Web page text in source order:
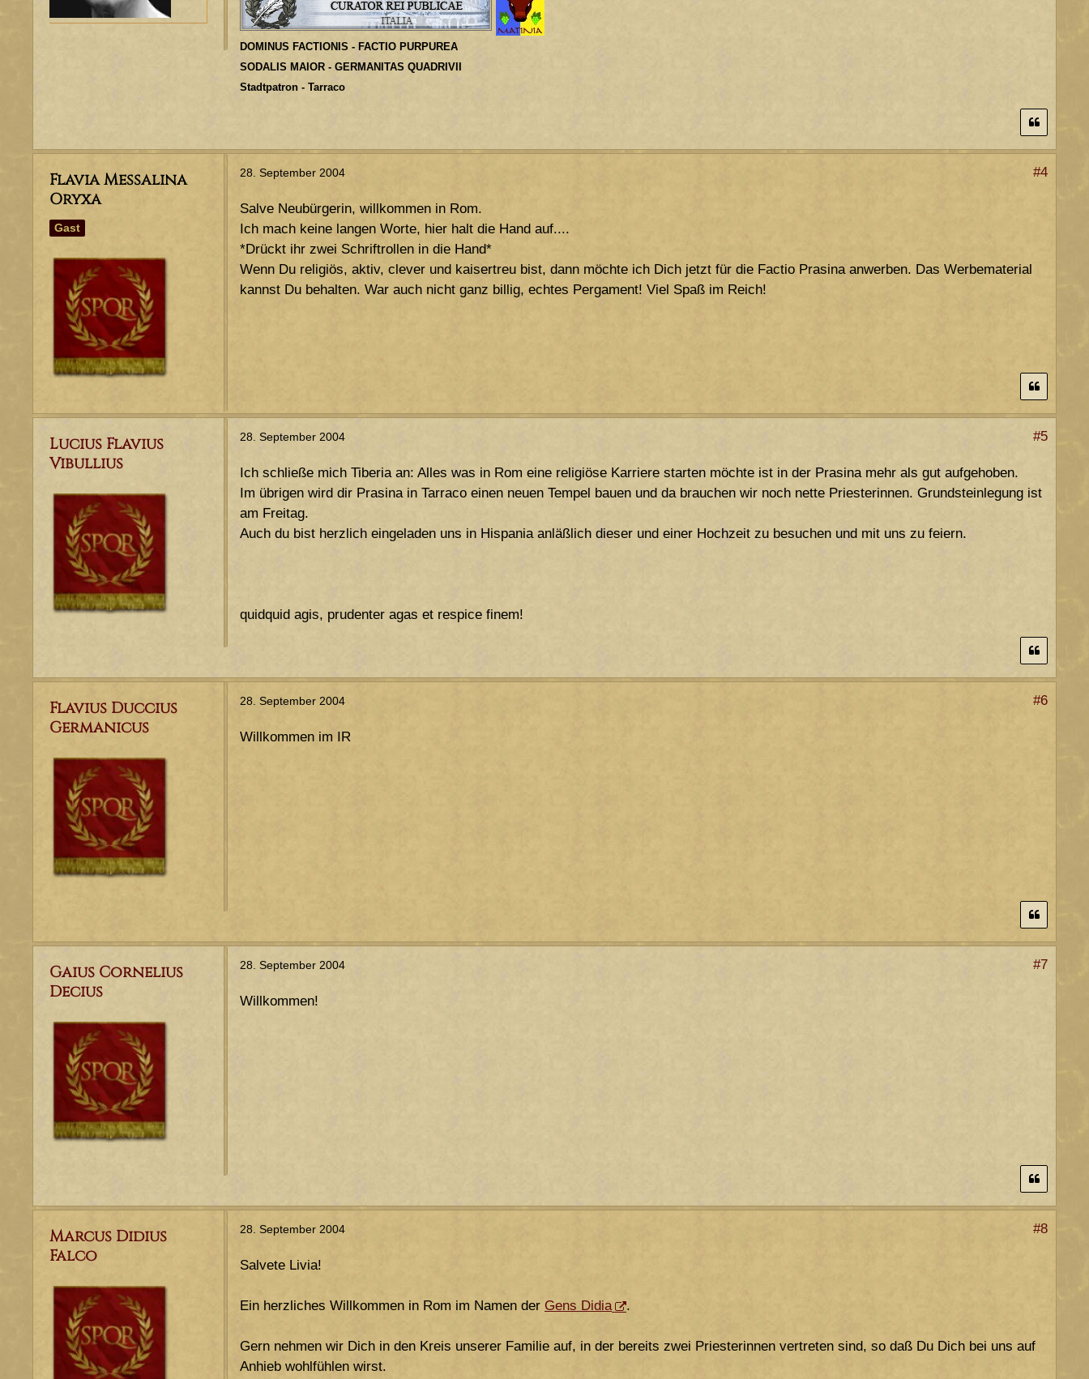
DOMINUS FACTIONIS - FACTIO PURPUREA
SODALIS MAIOR - GERMANITAS QUADRIVII
Stadtpatron - Tarraco
Flavia Messalina
Oryxa
Gast
28. September 2004 #4
Salve Neubürgerin, willkommen in Rom.
Ich mach keine langen Worte, hier halt die Hand auf....
*Drückt ihr zwei Schriftrollen in die Hand*
Wenn Du religiös, aktiv, clever und kaisertreu bist, dann möchte ich Dich jetzt für die Factio Prasina anwerben. Das Werbematerial
kannst Du behalten. War auch nicht ganz billig, echtes Pergament! Viel Spaß im Reich!
Lucius Flavius
Vibullius
28. September 2004 #5
Ich schließe mich Tiberia an: Alles was in Rom eine religiöse Karriere starten möchte ist in der Prasina mehr als gut aufgehoben.
Im übrigen wird dir Prasina in Tarraco einen neuen Tempel bauen und da brauchen wir noch nette Priesterinnen. Grundsteinlegung ist
am Freitag.
Auch du bist herzlich eingeladen uns in Hispania anläßlich dieser und einer Hochzeit zu besuchen und mit uns zu feiern.
quidquid agis, prudenter agas et respice finem!
Flavius Duccius
Germanicus
28. September 2004 #6
Willkommen im IR
Gaius Cornelius
Decius
28. September 2004 #7
Willkommen!
Marcus Didius
Falco
28. September 2004 #8
Salvete Livia!
Ein herzliches Willkommen in Rom im Namen der Gens Didia .
Gern nehmen wir Dich in den Kreis unserer Familie auf, in der bereits zwei Priesterinnen vertreten sind, so daß Du Dich bei uns auf
Anhieb wohlfühlen wirst.